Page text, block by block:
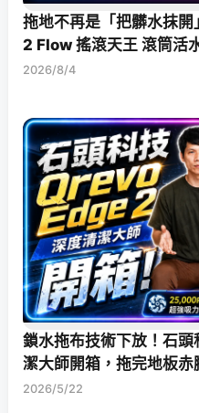
拖地不再是「把髒水抹
2 Flow 搖滾天王 滾筒活
2026/8/4
鎖水拖布技術下放！石
潔大師開箱，拖完地板赤
2026/5/22